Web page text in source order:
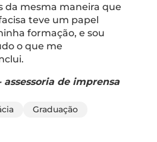
da mesma maneira que
teve um papel
formação, e sou
o que me
de imprensa
Graduação